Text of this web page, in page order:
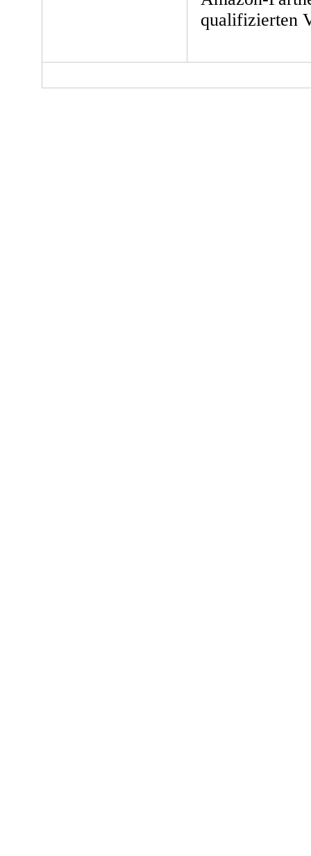
qualifizierten